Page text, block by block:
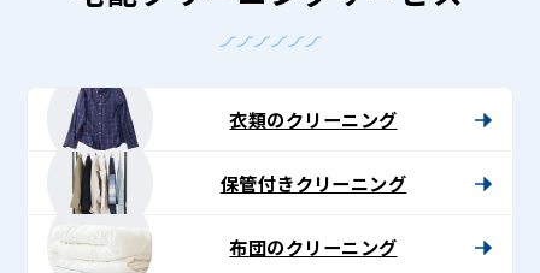
ト〉
衣類のクリーニング
保管付きクリーニング
布団のクリーニング